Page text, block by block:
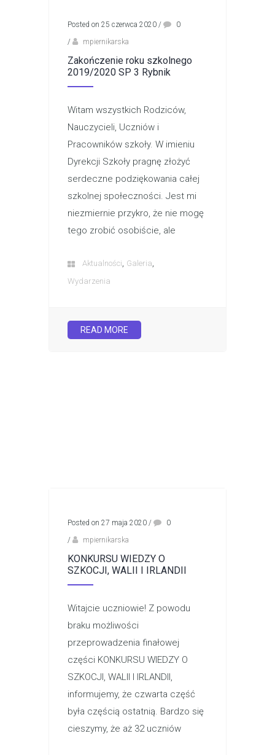
Posted on 25 czerwca 2020 /
0
/
mpiernikarska
Zakończenie roku szkolnego
2019/2020 SP 3 Rybnik
Witam wszystkich Rodziców,
Nauczycieli, Uczniów i
Pracowników szkoły. W imieniu
Dyrekcji Szkoły pragnę złożyć
serdeczne podziękowania całej
szkolnej społeczności. Jest mi
niezmiernie przykro, że nie mogę
tego zrobić osobiście, ale
Aktualności, Galeria,
Wydarzenia
READ MORE
Posted on 27 maja 2020 /
0
/
mpiernikarska
KONKURSU WIEDZY O
SZKOCJI, WALII I IRLANDII
Witajcie uczniowie! Z powodu
braku możliwości
przeprowadzenia finałowej
części KONKURSU WIEDZY O
SZKOCJI, WALII I IRLANDII,
informujemy, że czwarta część
była częścią ostatnią. Bardzo się
cieszymy, że aż 32 uczniów